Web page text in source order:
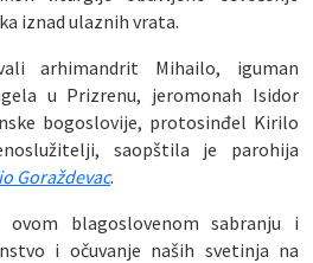
iznad ulaznih vrata.
arhimandrit Mihailo, iguman
u Prizrenu, jeromonah Isidor
bogoslovije, protosinđel Kirilo
saopštila je parohija
Goraždevac.
ovom blagoslovenom sabranju i
i očuvanje naših svetinja na